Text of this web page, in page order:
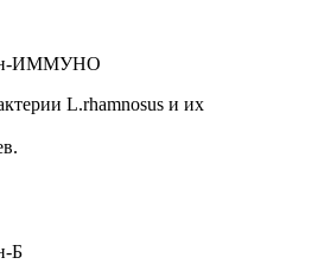
ИММУНО
L.rhamnosus и их
Б